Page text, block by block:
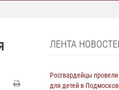
ЛЕНТА
Росгвардейцы провели
для детей в